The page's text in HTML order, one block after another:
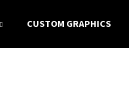
CUSTOM GRAPHICS